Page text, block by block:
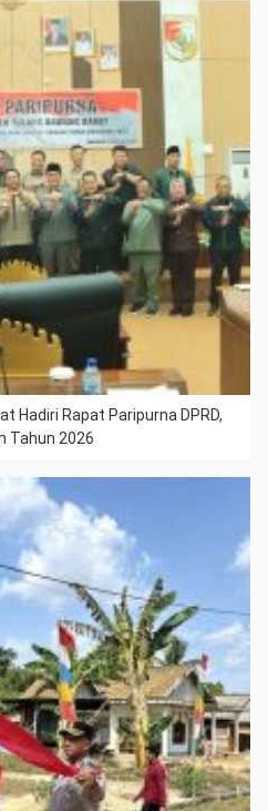
Hadiri Rapat Paripurna DPRD,
Tahun 2026